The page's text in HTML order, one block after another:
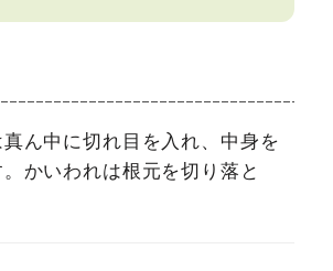
ん中に切れ目を入れ、中身を
かいわれは根元を切り落と